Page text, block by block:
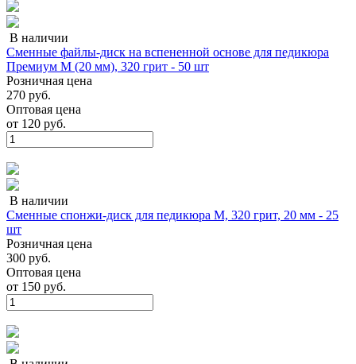
В наличии
Сменные файлы-диск на вспененной основе для педикюра
Премиум M (20 мм), 320 грит - 50 шт
Розничная цена
270 руб.
Оптовая цена
от 120 руб.
В наличии
Сменные спонжи-диск для педикюра M, 320 грит, 20 мм - 25
шт
Розничная цена
300 руб.
Оптовая цена
от 150 руб.